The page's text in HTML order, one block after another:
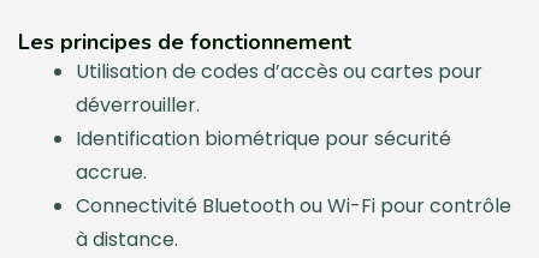
Les principes de fonctionnement
Utilisation de codes d’accès ou cartes pour
déverrouiller.
Identification biométrique pour sécurité
accrue.
Connectivité Bluetooth ou Wi-Fi pour contrôle
à distance.